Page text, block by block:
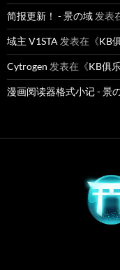
简报更新！ - 景の域发表
域主 V1STA发表在《KB
Cytrogen 发表在《KB俱
漫画阅读器格式小记 - 景